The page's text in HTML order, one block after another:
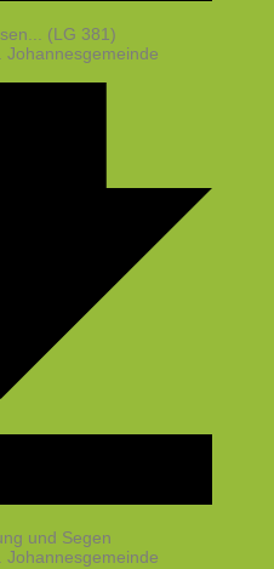
(LG 381)
Johannesgemeinde
und Segen
Johannesgemeinde